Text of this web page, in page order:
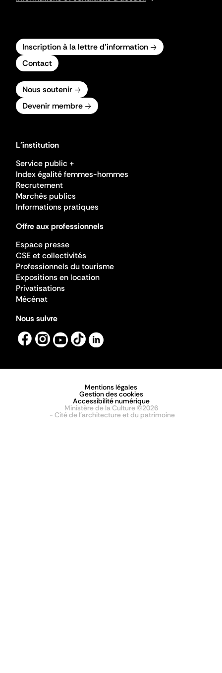
Inscription à la lettre d'information
Contact
Nous soutenir
Devenir membre
L'institution
Service public +
Index égalité femmes-hommes
Recrutement
Marchés publics
Informations pratiques
Offre aux professionnels
Espace presse
CSE et collectivités
Professionnels du tourisme
Expositions en location
Privatisations
Mécénat
Nous suivre
Mentions légales
Gestion des cookies
Accessibilité numérique
Ministère de la Culture ©2026
- Cité de l'architecture et du patrimoine